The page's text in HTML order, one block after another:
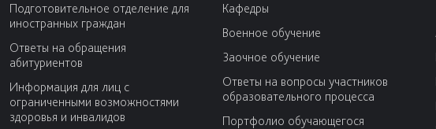
Подготовительное отделение для
иностранных граждан
Ответы на обращения
абитуриентов
Информация для лиц с
ограниченными возможностями
здоровья и инвалидов
Кафедры
Военное обучение
Заочное обучение
Ответы на вопросы участников
образовательного процесса
Портфолио обучающегося